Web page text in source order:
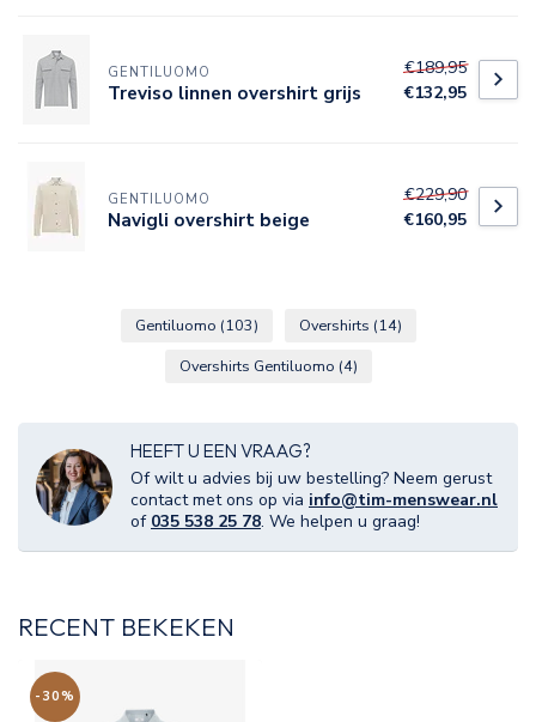
GENTILUOMO
Treviso linnen overshirt grijs
€189,95
€132,95
GENTILUOMO
Navigli overshirt beige
€229,90
€160,95
Gentiluomo (103) Overshirts (14)
Overshirts Gentiluomo (4)
HEEFT U EEN VRAAG?
Of wilt u advies bij uw bestelling? Neem gerust
contact met ons op via info@tim-menswear.nl
of 035 538 25 78. We helpen u graag!
RECENT BEKEKEN
-30%